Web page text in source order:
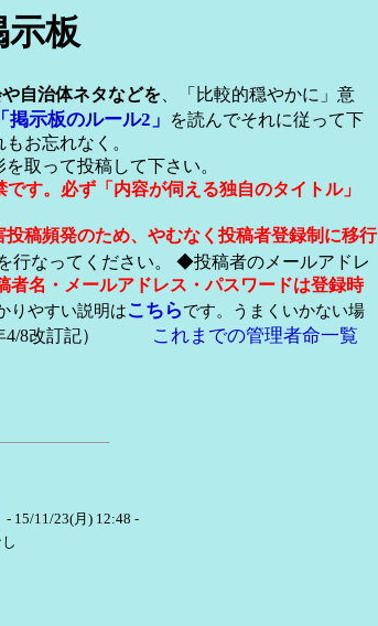
板
自治体ネタなどを、「比較的穏やかに」意
「掲示板のルール2」
を読んでそれに従って下
お忘れなく。
取って投稿して下さい。
す。必ず「内容が伺える独自のタイトル」
投稿頻発のため、やむなく投稿者登録制に移行
行なってください。 ◆投稿者のメールアドレ
者名・メールアドレス・パスワードは登録時
りやすい説明はこちらです。うまくいかない場
4/8改訂記） これまでの管理者命一覧
- 15/11/23(月) 12:48 -